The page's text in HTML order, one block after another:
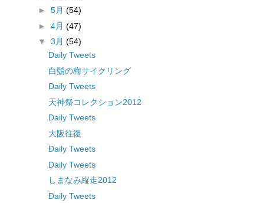
► 5月 (54)
► 4月 (47)
▼ 3月 (54)
Daily Tweets
白鬚の梅サイクリング
Daily Tweets
天神祭コレクション2012
Daily Tweets
大阪往復
Daily Tweets
Daily Tweets
しまなみ縦走2012
Daily Tweets